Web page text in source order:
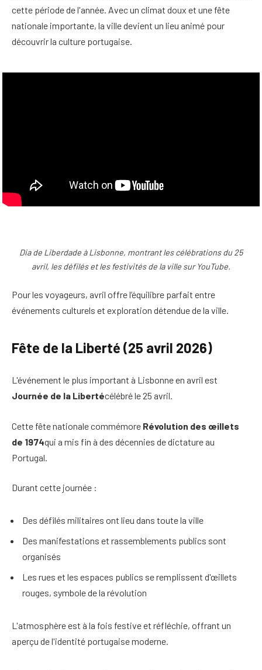
cette période de l'année. Avec un climat doux et une fête
nationale importante, la ville devient un lieu animé pour
découvrir la culture portugaise.
Dia de Liberdade à Lisbonne, montrant les célébrations du 25
avril, les défilés et les festivités de la ville sur YouTube.
Pour les voyageurs, avril offre l’équilibre parfait entre
événements culturels et exploration détendue de la ville.
Fête de la Liberté (25 avril 2026)
L'événement le plus important à Lisbonne en avril est
Journée de la Libertécélébré le 25 avril.
Cette fête nationale commémore Révolution des œillets
de 1974qui a mis fin à des décennies de dictature au
Portugal.
Durant cette journée :
Des défilés militaires ont lieu dans toute la ville
Des manifestations et rassemblements publics sont
organisés
Les rues et les espaces publics se remplissent d'œillets
rouges, symbole de la révolution
L'atmosphère est à la fois festive et réfléchie, offrant un
aperçu de l'identité portugaise moderne.